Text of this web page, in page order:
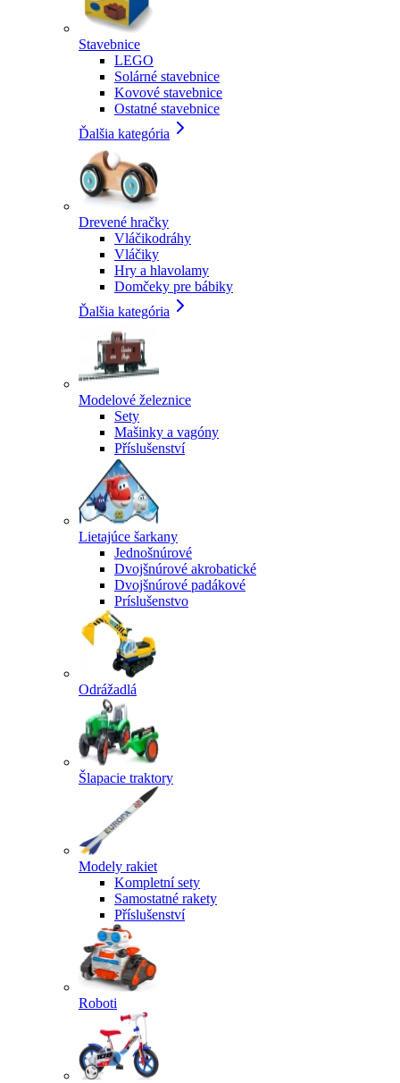
Stavebnice
LEGO
Solárné stavebnice
Kovové stavebnice
Ostatné stavebnice
Ďalšia kategória
Drevené hračky
Vláčikodráhy
Vláčiky
Hry a hlavolamy
Domčeky pre bábiky
Ďalšia kategória
Modelové železnice
Sety
Mašinky a vagóny
Příslušenství
Lietajúce šarkany
Jednošnúrové
Dvojšnúrové akrobatické
Dvojšnúrové padákové
Príslušenstvo
Odrážadlá
Šlapacie traktory
Modely rakiet
Kompletní sety
Samostatné rakety
Příslušenství
Roboti